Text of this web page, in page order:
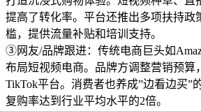
提高了转化率。平台还推出多项扶持政
槛，提供流量补贴和培训支持。
③网友/品牌跟进：传统电商巨头如
布局短视频电商。品牌方调整营销预算
TikTok平台。消费者也养成”边看边买”
复购率达到行业平均水平的2倍。